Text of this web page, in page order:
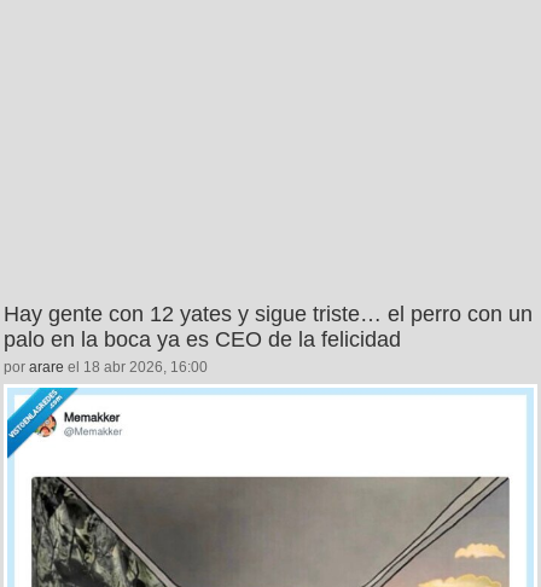
Hay gente con 12 yates y sigue triste… el perro con un
palo en la boca ya es CEO de la felicidad
por arare el 18 abr 2026, 16:00